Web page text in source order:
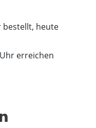
bestellt, heute
erreichen